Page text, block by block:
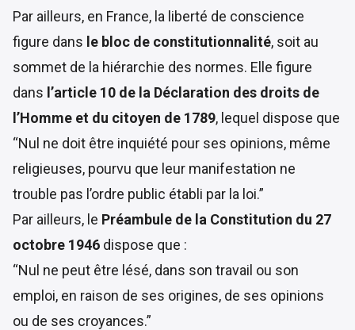
Par ailleurs, en France, la liberté de conscience
figure dans le bloc de constitutionnalité, soit au
sommet de la hiérarchie des normes. Elle figure
dans l’article 10 de la Déclaration des droits de
l’Homme et du citoyen de 1789, lequel dispose que
“Nul ne doit être inquiété pour ses opinions, même
religieuses, pourvu que leur manifestation ne
trouble pas l’ordre public établi par la loi.”
Par ailleurs, le Préambule de la Constitution du 27
octobre 1946 dispose que :
“Nul ne peut être lésé, dans son travail ou son
emploi, en raison de ses origines, de ses opinions
ou de ses croyances.”